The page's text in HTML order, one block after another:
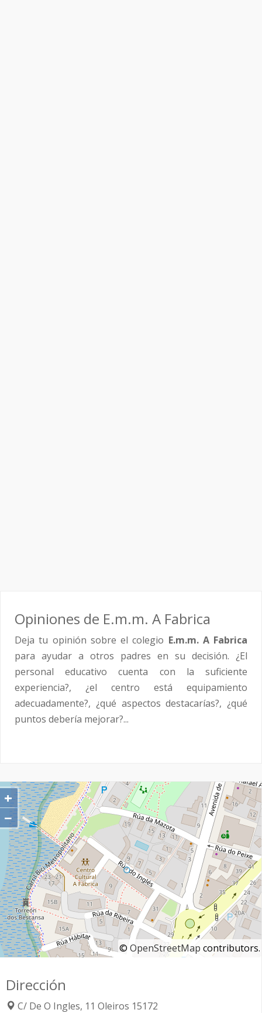
Opiniones de E.m.m. A Fabrica
Deja tu opinión sobre el colegio E.m.m. A Fabrica
para ayudar a otros padres en su decisión. ¿El
personal educativo cuenta con la suficiente
experiencia?, ¿el centro está equipamiento
adecuadamente?, ¿qué aspectos destacarías?, ¿qué
puntos debería mejorar?...
+
−
© OpenStreetMap contributors.
Dirección
C/ De O Ingles, 11 Oleiros 15172